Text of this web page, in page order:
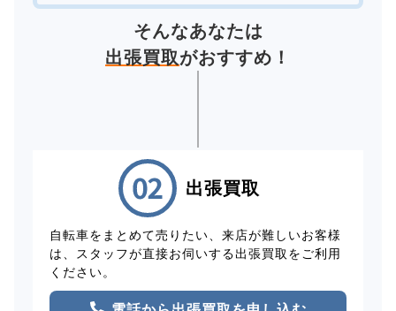
そんなあなたは
出張買取がおすすめ！
出張買取
自転車をまとめて売りたい、来店が難しいお客様
は、スタッフが直接お伺いする出張買取をご利用
ください。